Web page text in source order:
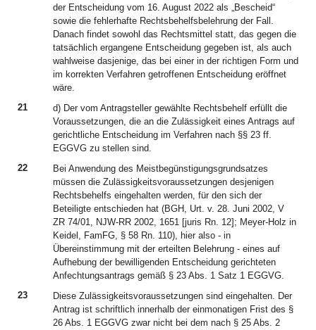
der Entscheidung vom 16. August 2022 als „Bescheid“
sowie die fehlerhafte Rechtsbehelfsbelehrung der Fall.
Danach findet sowohl das Rechtsmittel statt, das gegen die
tatsächlich ergangene Entscheidung gegeben ist, als auch
wahlweise dasjenige, das bei einer in der richtigen Form und
im korrekten Verfahren getroffenen Entscheidung eröffnet
wäre.
21
d) Der vom Antragsteller gewählte Rechtsbehelf erfüllt die
Voraussetzungen, die an die Zulässigkeit eines Antrags auf
gerichtliche Entscheidung im Verfahren nach §§ 23 ff.
EGGVG zu stellen sind.
22
Bei Anwendung des Meistbegünstigungsgrundsatzes
müssen die Zulässigkeitsvoraussetzungen desjenigen
Rechtsbehelfs eingehalten werden, für den sich der
Beteiligte entschieden hat (BGH, Urt. v. 28. Juni 2002, V
ZR 74/01, NJW-RR 2002, 1651 [juris Rn. 12]; Meyer-Holz in
Keidel, FamFG, § 58 Rn. 110), hier also - in
Übereinstimmung mit der erteilten Belehrung - eines auf
Aufhebung der bewilligenden Entscheidung gerichteten
Anfechtungsantrags gemäß § 23 Abs. 1 Satz 1 EGGVG.
23
Diese Zulässigkeitsvoraussetzungen sind eingehalten. Der
Antrag ist schriftlich innerhalb der einmonatigen Frist des §
26 Abs. 1 EGGVG zwar nicht bei dem nach § 25 Abs. 2